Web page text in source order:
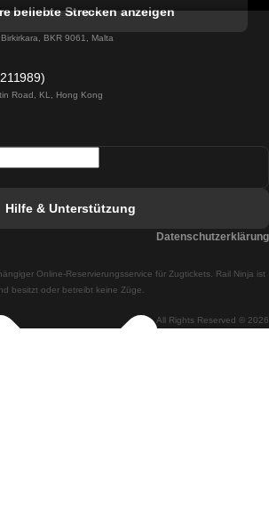
Züge von Lissabon nach Lagos
von Lissabon nach Madrid
von Lissabon nach Braga
Züge von Braga nach Lissabon
beliebte Strecken anzeigen
1451)
BKR 9061, Malta
Road, KL, Hong Kong
All Rights Reserved © 2026
Online-Reservierungsservice für Zugtickets. Rail Ninja ist
besitzt oder betreibt keine Züge.
Hilfe & Unterstützung
Datenschutzerklärung